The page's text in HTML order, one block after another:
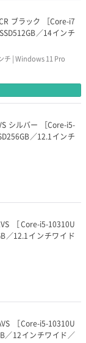
ブラック ［Core-i7
／14インチ
チ | Windows 11 Pro
シルバー ［Core-i5-
／12.1インチ
［Core-i5-10310U
／12.1インチワイド
［Core-i5-10310U
／12インチワイド／